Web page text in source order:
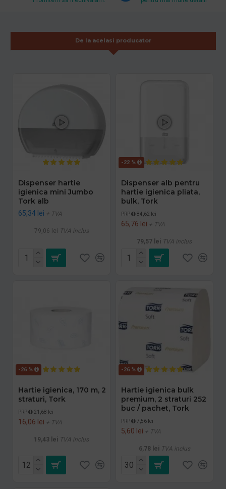
De la acelasi producator
Dispenser hartie
igienica mini Jumbo
Tork alb
65,34 lei + TVA
79,06 lei TVA inclus
-22 %
Dispenser alb pentru
hartie igienica pliata,
bulk, Tork
PRP 84,62 lei
65,76 lei + TVA
79,57 lei TVA inclus
-26 %
Hartie igienica, 170 m, 2
straturi, Tork
PRP 21,68 lei
16,06 lei + TVA
19,43 lei TVA inclus
-26 %
Hartie igienica bulk
premium, 2 straturi 252
buc / pachet, Tork
PRP 7,56 lei
5,60 lei + TVA
6,78 lei TVA inclus